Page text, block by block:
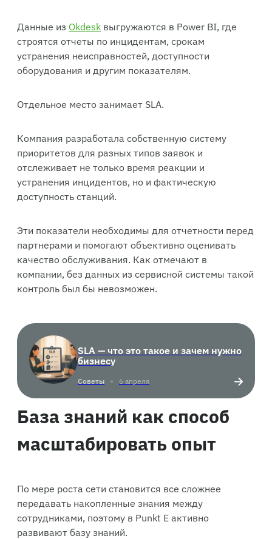
Данные из Okdesk выгружаются в Power BI, где
строятся отчеты по инцидентам, срокам
устранения неисправностей, доступности
оборудования и другим показателям.
Отдельное место занимает SLA.
Компания разработала собственную систему
приоритетов для разных типов заявок и
отслеживает не только время реакции и
устранения инцидентов, но и фактическую
доступность станций.
Эти показатели необходимы для отчетности перед
партнерами и помогают объективно оценивать
качество обслуживания. Как отмечают в
компании, без данных из сервисной системы такой
контроль был бы невозможен.
SLA — что это такое и зачем нужно
бизнесу
Советы 6 апреля
База знаний как способ
масштабировать опыт
По мере роста сети становится все сложнее
передавать накопленные знания между
сотрудниками, поэтому в Punkt E активно
развивают базу знаний.